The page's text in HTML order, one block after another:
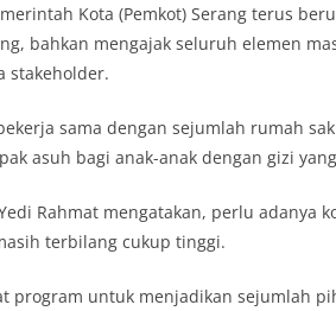
Kota (Pemkot) Serang terus
bahkan mengajak seluruh elemen
stakeholder.
sama dengan sejumlah rumah
asuh bagi anak-anak dengan gizi
Rahmat mengatakan, perlu adanya
terbilang cukup tinggi.
program untuk menjadikan sejumlah